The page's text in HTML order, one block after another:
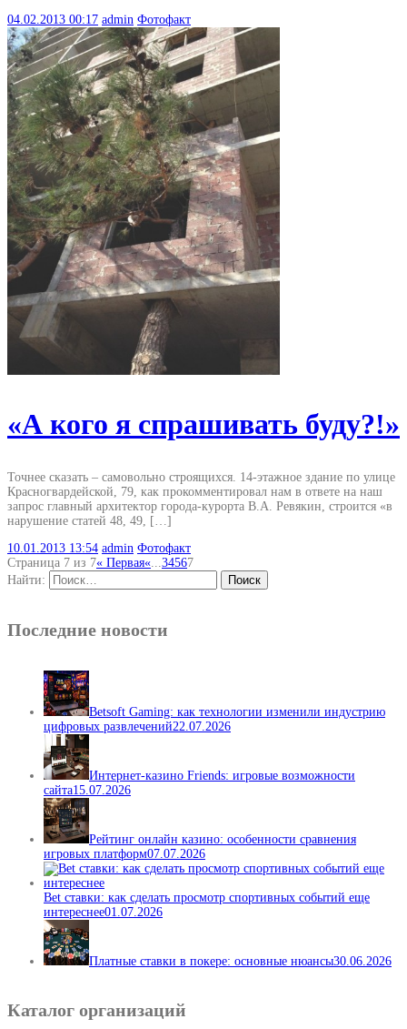
04.02.2013 00:17 admin Фотофакт
«А кого я спрашивать буду?!»
Точнее сказать – самовольно строящихся. 14-этажное здание по улице
Красногвардейской, 79, как прокомментировал нам в ответе на наш
запрос главный архитектор города-курорта В.А. Ревякин, строится «в
нарушение статей 48, 49, […]
10.01.2013 13:54 admin Фотофакт
Страница 7 из 7« Первая« 34567
Найти:
Последние новости
Betsoft Gaming: как технологии изменили индустрию
цифровых развлечений22.07.2026
Интернет-казино Friends: игровые возможности
сайта15.07.2026
Рейтинг онлайн казино: особенности сравнения
игровых платформ07.07.2026
Bet ставки: как сделать просмотр спортивных событий еще
интереснее01.07.2026
Платные ставки в покере: основные нюансы30.06.2026
Каталог организаций